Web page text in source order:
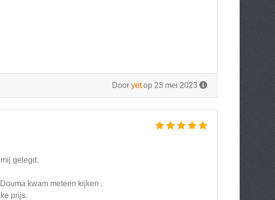
Door yetop 23 mei 2023
gelegd.
kwam meteen kijken .
prijs.